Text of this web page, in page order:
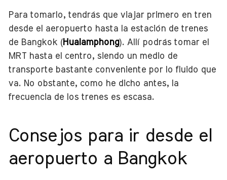
Para tomarlo, tendrás que viajar primero en tren
desde el aeropuerto hasta la estación de trenes
de Bangkok ( Hualamphong). Allí podrás tomar el
MRT hasta el centro, siendo un medio de
transporte bastante conveniente por lo fluido que
va. No obstante, como he dicho antes, la
frecuencia de los trenes es escasa.
Consejos para ir desde el
aeropuerto a Bangkok